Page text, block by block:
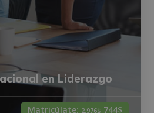
en Liderazgo
Matricúlate: 2.976$ 744$